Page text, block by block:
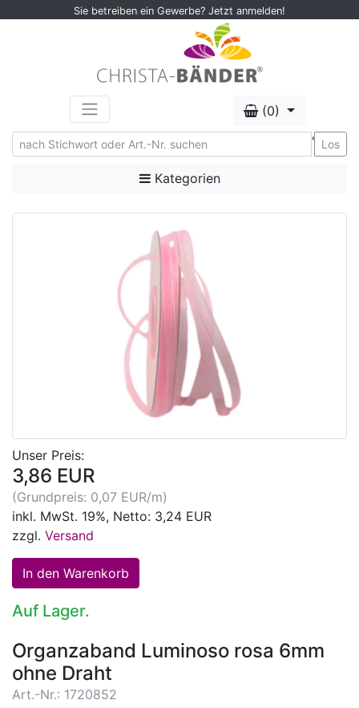
Sie betreiben ein Gewerbe? Jetzt anmelden!
(0)
' Los
Kategorien
Unser Preis:
3,86 EUR
(Grundpreis: 0,07 EUR/m)
inkl. MwSt. 19%, Netto: 3,24 EUR
zzgl. Versand
Auf Lager.
Organzaband Luminoso rosa 6mm
ohne Draht
Art.-Nr.: 1720852